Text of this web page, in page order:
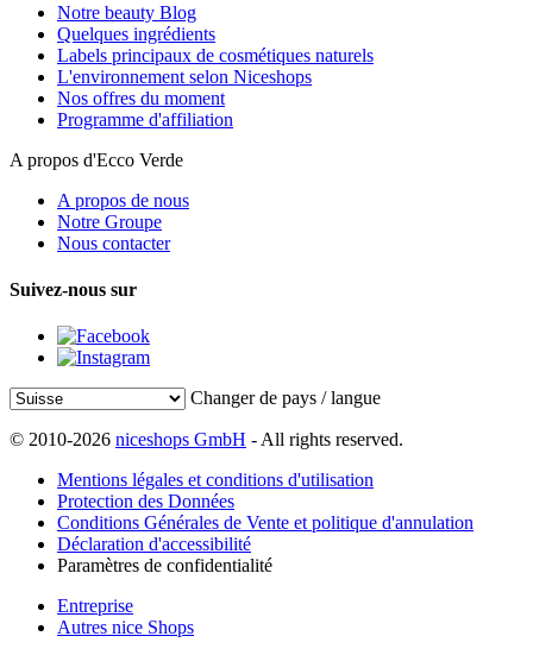
Notre beauty Blog
Quelques ingrédients
Labels principaux de cosmétiques naturels
L'environnement selon Niceshops
Nos offres du moment
Programme d'affiliation
A propos d'Ecco Verde
A propos de nous
Notre Groupe
Nous contacter
Suivez-nous sur
Changer de pays / langue
© 2010-2026 niceshops GmbH - All rights reserved.
Mentions légales et conditions d'utilisation
Protection des Données
Conditions Générales de Vente et politique d'annulation
Déclaration d'accessibilité
Paramètres de confidentialité
Entreprise
Autres nice Shops